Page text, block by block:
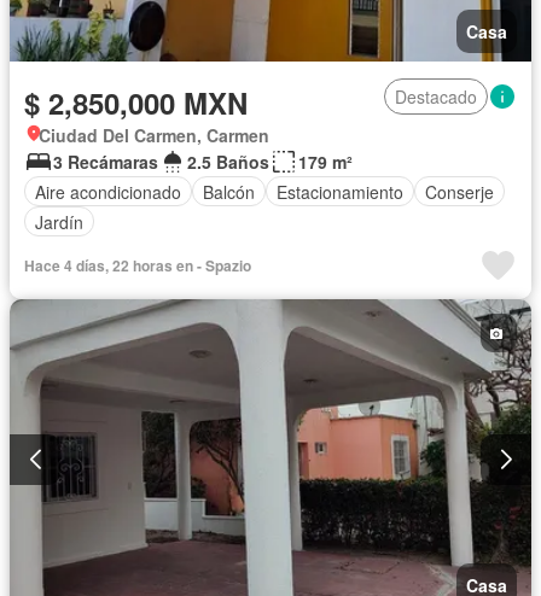
Casa
$ 2,850,000 MXN
Destacado
Ciudad Del Carmen, Carmen
3 Recámaras
2.5 Baños
179 m²
Aire acondicionado
Balcón Estacionamiento
Conserje
Jardín
Hace 4 días, 22 horas en - Spazio
Casa